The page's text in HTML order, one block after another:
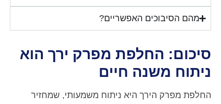
מהם הסיבוכים האפשריים?
סיכום: החלפת מפרק ירך הוא
ניתוח משנה חיים
החלפת מפרק הירך היא ניתוח משמעותי, שמחזיר